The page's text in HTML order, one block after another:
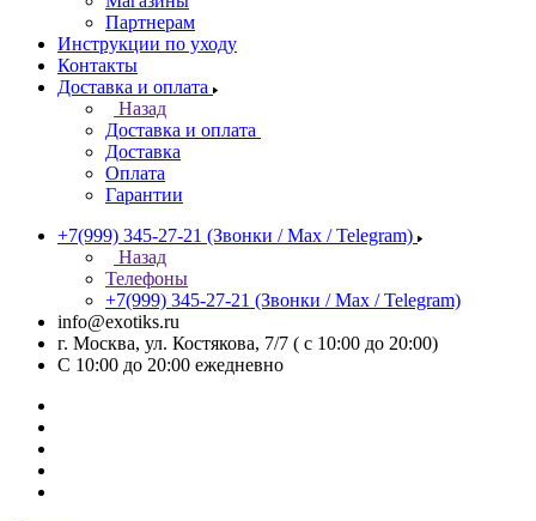
Партнерам
Инструкции по уходу
Контакты
Доставка и оплата
Назад
Доставка и оплата
Доставка
Оплата
Гарантии
+7(999) 345-27-21 (Звонки / Max / Telegram)
Назад
Телефоны
+7(999) 345-27-21 (Звонки / Max / Telegram)
info@exotiks.ru
г. Москва, ул. Костякова, 7/7 ( с 10:00 до 20:00)
С 10:00 до 20:00 ежедневно